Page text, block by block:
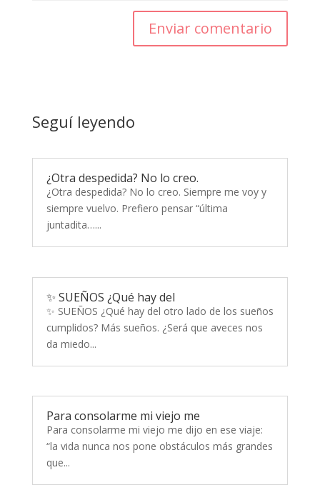
Enviar comentario
Seguí leyendo
¿Otra despedida? No lo creo.
¿Otra despedida? No lo creo. Siempre me voy y
siempre vuelvo. Prefiero pensar “última
juntadita…...
✨ SUEÑOS ¿Qué hay del
✨ SUEÑOS ¿Qué hay del otro lado de los sueños
cumplidos? Más sueños. ¿Será que aveces nos
da miedo...
Para consolarme mi viejo me
Para consolarme mi viejo me dijo en ese viaje:
“la vida nunca nos pone obstáculos más grandes
que...